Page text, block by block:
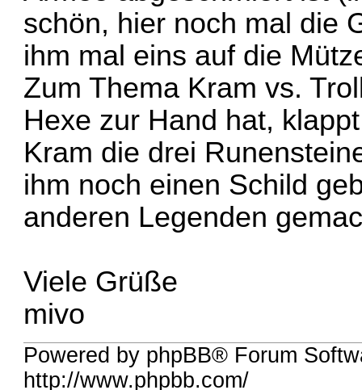
schön, hier noch mal die
ihm mal eins auf die
Zum Thema Kram vs.
Hexe zur Hand hat,
Kram die drei
ihm noch einen Schild
anderen Legenden
Viele Grüße
mivo
Powered by phpBB® Forum
http://www.phpbb.com/